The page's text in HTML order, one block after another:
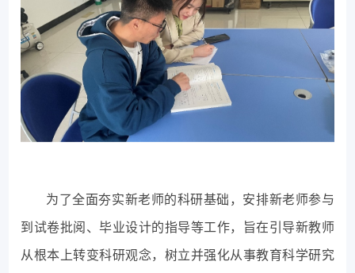
为了全面夯实新老师的科研基础，安排新老师参与
到试卷批阅、毕业设计的指导等工作，旨在引导新教师
从根本上转变科研观念，树立并强化从事教育科学研究